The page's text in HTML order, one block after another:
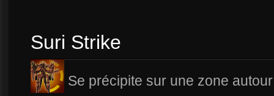
Suri Strike
Se précipite sur une zone